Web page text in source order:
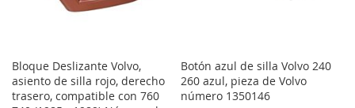
Bloque Deslizante Volvo,
asiento de silla rojo, derecho
trasero, compatible con 760
Botón azul de silla Volvo 240
260 azul, pieza de Volvo
número 1350146